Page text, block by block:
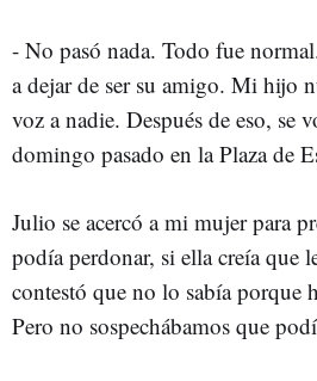
- No pasó nada. Todo fue
a dejar de ser su amigo. Mi hijo
voz a nadie. Después de eso, se
domingo pasado en la Plaza de
Julio se acercó a mi mujer para
podía perdonar, si ella creía que
contestó que no lo sabía porque
Pero no sospechábamos que